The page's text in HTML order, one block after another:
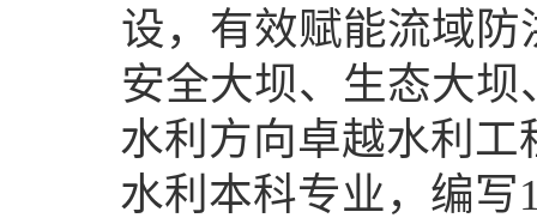
设，有效赋能流域
安全大坝、生态大
水利方向卓越水利
水利本科专业，编